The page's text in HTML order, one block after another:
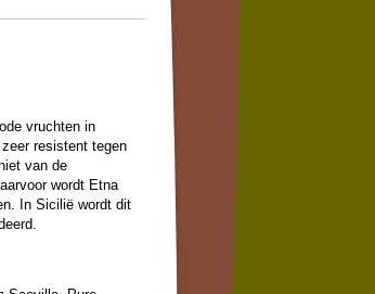
vruchten in
resistent tegen
van de
wordt Etna
In Sicilië wordt dit